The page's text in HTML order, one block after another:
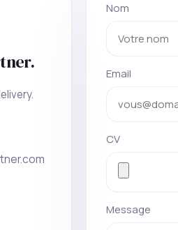
Nom
Email
CV
Message